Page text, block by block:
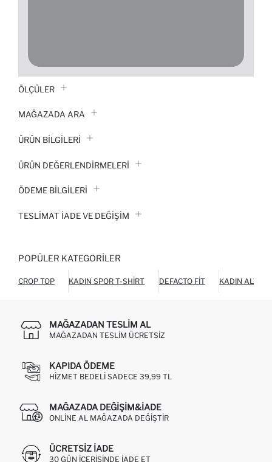
ÖLÇÜLER
MAĞAZADA ARA
ÜRÜN BILGILERI
ÜRÜN DEĞERLENDİRMELERİ
ÖDEME BİLGİLERİ
TESLIMAT İADE VE DEĞIŞIM
POPÜLER KATEGORILER
CROP TOP KADIN SPOR T-SHIRT DEFACTO FIT KADIN ALT
MAĞAZADAN TESLIM AL
MAĞAZADAN TESLIM ÜCRETSIZ
KAPIDA ÖDEME
HIZMET BEDELI SADECE 39,99 TL
MAĞAZADA DEĞIŞIM&İADE
ONLINE AL MAĞAZADA DEĞIŞTIR
ÜCRETSIZ IADE
30 GÜN IÇERISINDE IADE ET